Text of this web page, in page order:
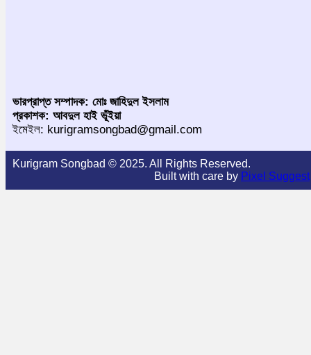
ভারপ্রাপ্ত সম্পাদক: মোঃ জাহিদুল ইসলাম
প্রকাশক: আবদুল হাই ভূঁইয়া
ইমেইল: kurigramsongbad@gmail.com
Kurigram Songbad © 2025. All Rights Reserved.
Built with care by Pixel Suggest